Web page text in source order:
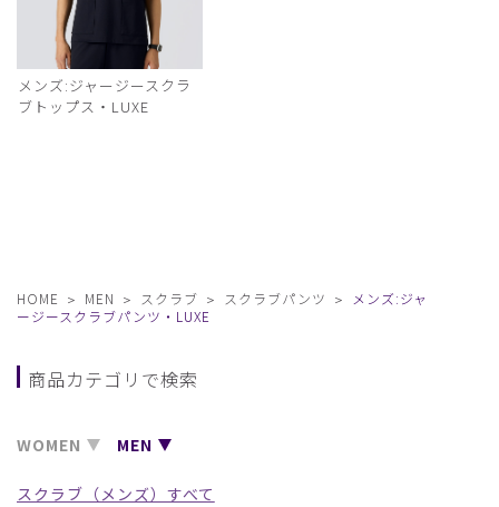
メンズ:ジャージースクラ
ブトップス・LUXE
HOME MEN スクラブ スクラブパンツ
メンズ:ジャ
ージースクラブパンツ・LUXE
商品カテゴリで検索
WOMEN MEN
スクラブ（メンズ）すべて